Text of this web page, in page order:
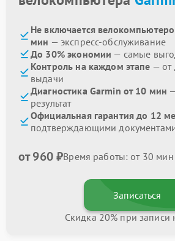
Не включается
мин — экспресс-обслуживание
До 30% экономии — самые
Контроль на каждом этапе — от
выдачи
Диагностика Garmin от 10 мин
результат
Официальная гарантия до 12
подтверждающими
от 960 ₽Время работы: от 30 мин
Записаться
Скидка 20% при записи